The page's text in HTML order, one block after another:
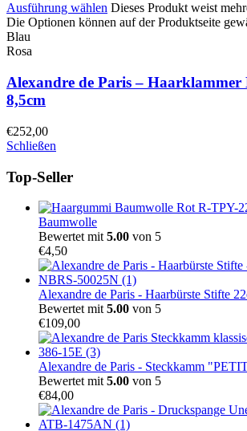
Ausführung wählen Dieses Produkt weist
Die Optionen können auf der Produktseite
Blau
Rosa
Alexandre de Paris –
8,5cm
€252,00
Schließen
Top-Seller
Baumwolle
Bewertet mit 5.00 von 5
€4,50
Alexandre de Paris - Haarbürste Stifte
Bewertet mit 5.00 von 5
€109,00
Alexandre de Paris - Steckkamm
Bewertet mit 5.00 von 5
€84,00